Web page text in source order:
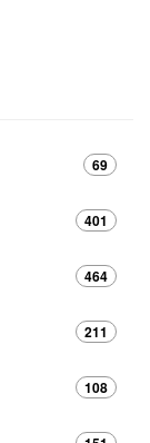
69
401
464
211
108